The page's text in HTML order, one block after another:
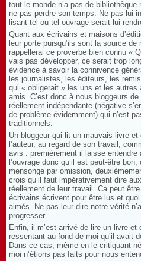
tout le monde n’a pas de
ne pas perdre son temps. Ne pas lui
lisant tel ou tel ouvrage serait lui
Quant aux écrivains et maisons
leur porte puisqu’ils sont la source
rappellerai ce proverbe bien connu «
vais pas développer, ce serait trop
évidence à savoir la connivence
les journalistes, les éditeurs, les
qui « obligerait » les uns et les autres
amis. C’est donc à nous bloggeurs
réellement indépendante (négative
de problème évidemment) qui n’est
traditionnels.
Un bloggeur qui lit un mauvais livre et
l’auteur, au regard de son travail,
avis : premièrement il laisse entendre
l’ouvrage donc qu’il est peut-être
mensonge par omission,
crois qu’il faut impérativement dire
réellement de leur travail. Ca peut
écrivains écrivent pour être lus et
aimés. Ne pas leur dire notre vérité
progresser.
Enfin, il m’est arrivé de lire un livre et
ressentant au fond de moi qu’il avait
Dans ce cas, même en le critiquant
moi n’étions pas faits pour nous